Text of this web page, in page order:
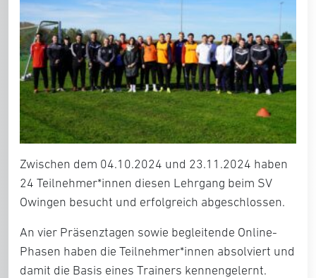
Zwischen dem 04.10.2024 und 23.11.2024 haben
24 Teilnehmer*innen diesen Lehrgang beim SV
Owingen besucht und erfolgreich abgeschlossen.
An vier Präsenztagen sowie begleitende Online-
Phasen haben die Teilnehmer*innen absolviert und
damit die Basis eines Trainers kennengelernt.